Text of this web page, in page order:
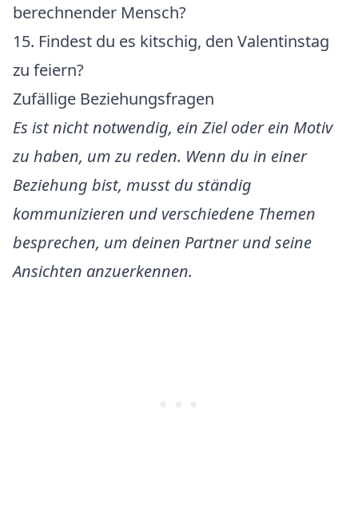
berechnender Mensch?
15. Findest du es kitschig, den Valentinstag
zu feiern?
Zufällige Beziehungsfragen
Es ist nicht notwendig, ein Ziel oder ein Motiv
zu haben, um zu reden. Wenn du in einer
Beziehung bist, musst du ständig
kommunizieren und verschiedene Themen
besprechen, um deinen Partner und seine
Ansichten anzuerkennen.